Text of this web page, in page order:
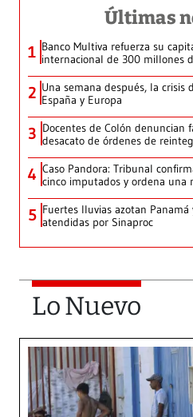
Últimas
1 Banco Multiva refuerza su
internacional de 300 millones
2 Una semana después, la crisis
España y Europa
3 Docentes de Colón denuncian
desacato de órdenes de
4 Caso Pandora: Tribunal
cinco imputados y ordena una
5 Fuertes lluvias azotan
atendidas por Sinaproc
Lo Nuevo